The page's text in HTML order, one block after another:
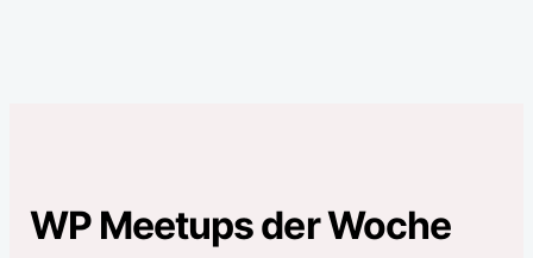
WP Meetups der Woche